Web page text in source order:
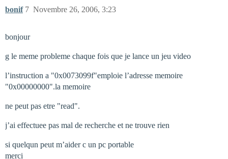
bonif Novembre 26, 2006, 3:23
7
bonjour
g le meme probleme chaque fois que je lance un jeu video
l’instruction a "0x0073099f"emploie l’adresse memoire
"0x00000000".la memoire
ne peut pas etre "read".
j’ai effectuee pas mal de recherche et ne trouve rien
si quelqun peut m’aider c un pc portable
merci